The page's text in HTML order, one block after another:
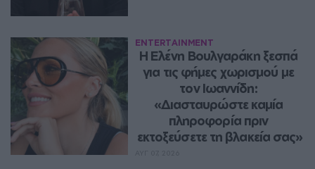
ENTERTAINMENT
Η Ελένη Βουλγαράκη ξεσπά
για τις φήμες χωρισμού με
τον Ιωαννίδη:
«Διασταυρώστε καμία
πληροφορία πριν
εκτοξεύσετε τη βλακεία σας»